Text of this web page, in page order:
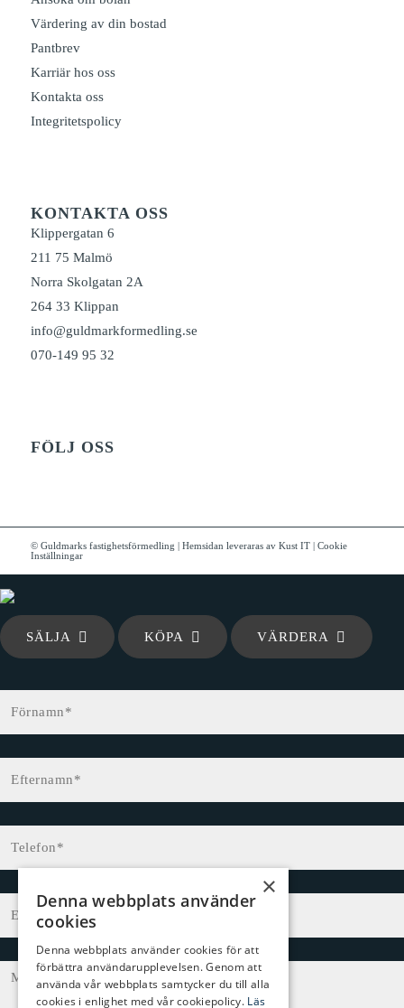
Värdering av din bostad
Pantbrev
Karriär hos oss
Kontakta oss
Integritetspolicy
KONTAKTA OSS
Klippergatan 6
211 75 Malmö
Norra Skolgatan 2A
264 33 Klippan
info@guldmarkformedling.se
070-149 95 32
FÖLJ OSS
© Guldmarks fastighetsförmedling | Hemsidan leveraras av Kust IT | Cookie
Inställningar
SÄLJA KÖPA VÄRDERA
×
Denna webbplats använder
cookies
Denna webbplats använder cookies för att
förbättra användarupplevelsen. Genom att
använda vår webbplats samtycker du till alla
cookies i enlighet med vår cookiepolicy. Läs